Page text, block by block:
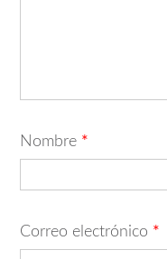
Nombre *
Correo electrónico *